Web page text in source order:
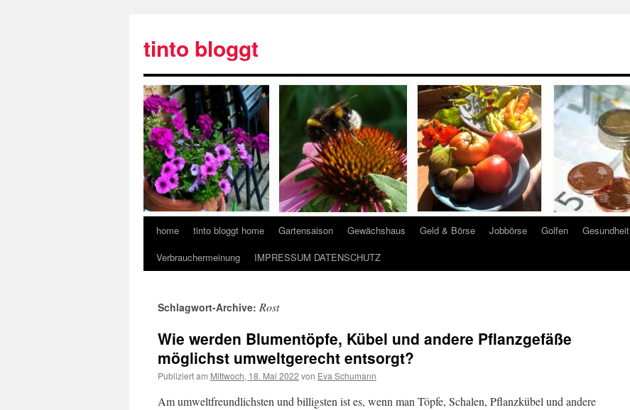
tinto bloggt
home tinto bloggt home Gartensaison Gewächshaus Geld & Börse Jobbörse Golfen Gesundheit
Verbrauchermeinung
IMPRESSUM DATENSCHUTZ
Schlagwort-Archive: Rost
Wie werden Blumentöpfe, Kübel und andere Pflanzgefäße
möglichst umweltgerecht entsorgt?
Publiziert am Mittwoch, 18. Mai 2022 von Eva Schumann
Am umweltfreundlichsten und billigsten ist es, wenn man Töpfe, Schalen, Pflanzkübel und andere